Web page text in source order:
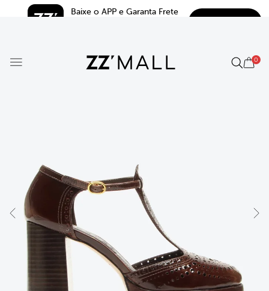
Baixe o APP e Garanta Frete
0